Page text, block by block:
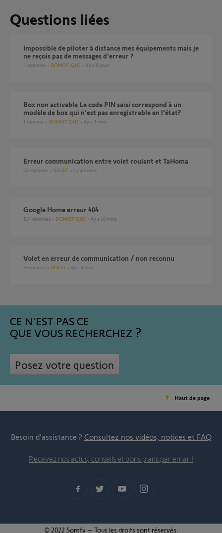
Questions liées
Impossible de piloter à distance mes équipements mais je
ne reçois pas de messages d'erreur ?
4 réponses DOMOTIQUE il y a 6 jours
Box non activable Le code PIN saisi correspond à un
modèle de box qui n'est pas enregistrable en l'état?
1 réponse DOMOTIQUE il y a 9 mois
Erreur communication entre volet roulant et TaHoma
42 réponses VOLET il y a 8 mois
Google Home erreur 404
114 réponses DOMOTIQUE il y a 10 mois
volet en erreur de communication / non reconnu
9 réponses VOLET il y a 3 mois
CE N'EST PAS CE
QUE VOUS RECHERCHEZ
Posez votre question
Haut de page
Besoin d’assistance ? Consultez nos vidéos, notices et FAQ
Recevez nos actus, conseils et bons plans par email !
© 2022 Somfy – Tous les droits sont réservés.